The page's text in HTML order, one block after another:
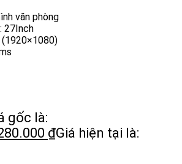
văn phòng
27Inch
(1920×1080)
gốc là:
₫Giá hiện tại là: